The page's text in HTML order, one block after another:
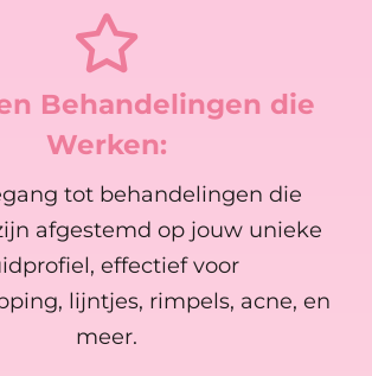
Behandelingen die
Werken:
tot behandelingen die
afgestemd op jouw unieke
effectief voor
lijntjes, rimpels, acne, en
meer.